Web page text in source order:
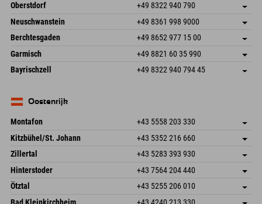
Oberstdorf +49 8322 940 790
An der Breitach 3
Duitsland
Adres opslaan
Booking
Neuschwanstein +49 8361 998 9000
An der Riese 45
87484 Nesselwang im Allgäu
Duitsland
Adres opslaan
Booking
Berchtesgaden +49 8652 977 15 00
Hofreitstr. 7
Duitsland
Adres opslaan
Booking
Garmisch +49 8821 60 35 990
Frickenstraße 22
82490 Farchant
Adres opslaan
Bayrischzell +49 8322 940 794 45
Duitsland
Oostenrijk
Montafon +43 5558 203 330
Dorfstr. 127b
6793 Gaschurn/Montafon
Oostenrijk
Adres opslaan
Booking
Kitzbühel/St. Johann +43 5352 216 660
Speckbacherstraße 87
Oostenrijk
Adres opslaan
Booking
Zillertal +43 5283 393 930
Schmiedau 2
Oostenrijk
Adres opslaan
Booking
Hinterstoder +43 7564 204 440
Freizeitpark 10
Oostenrijk
Adres opslaan
Booking
Ötztal +43 5255 206 010
Gscheat 14
Adres opslaan